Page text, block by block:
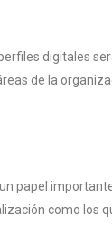
digitales
de la
papel
como los